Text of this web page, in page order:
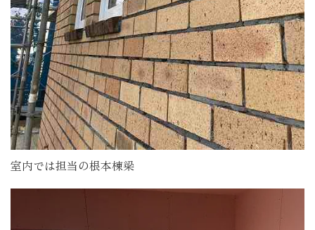
室内では担当の根本棟梁